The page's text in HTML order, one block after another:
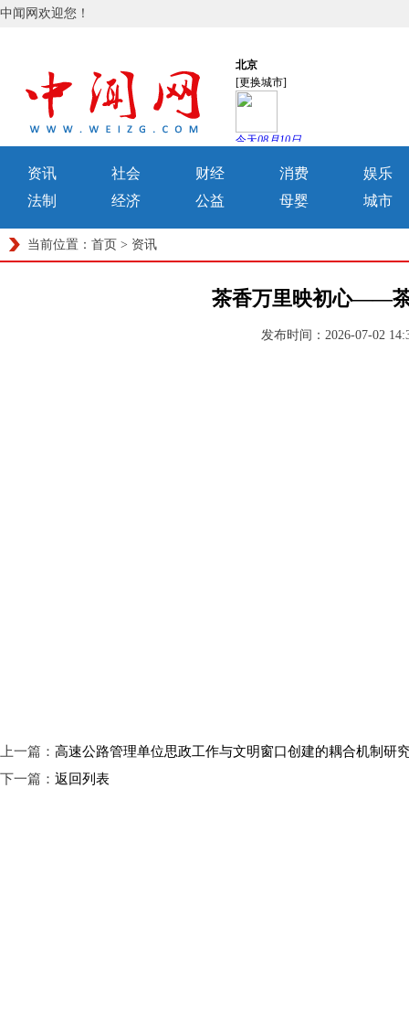
中闻网欢迎您！
资讯 社会 财经 消费
娱乐
法制
经济 公益 母婴 城市
当前位置： 首页 > 资讯
茶香万里映初心——
发布时间：2026-07-02
上一篇： 高速公路管理单位思政工作与文明窗口创建的耦合机制研
下一篇： 返回列表